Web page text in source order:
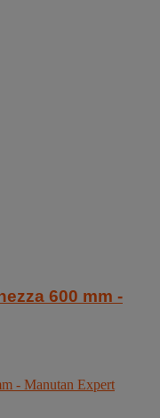
600 mm -
- Manutan Expert